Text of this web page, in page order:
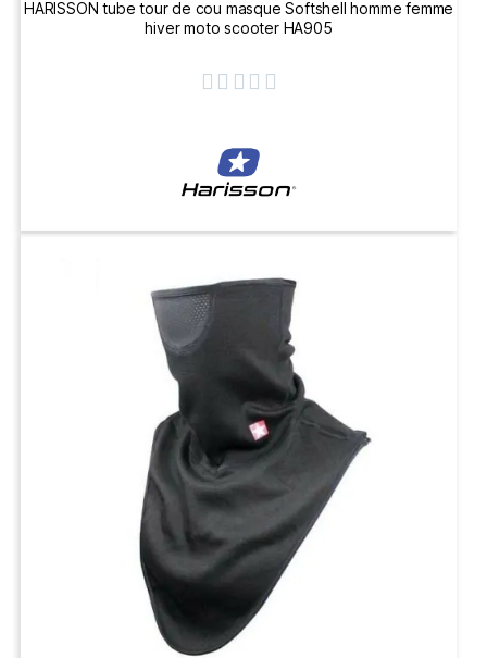
HARISSON tube tour de cou masque Softshell homme femme
hiver moto scooter HA905
    